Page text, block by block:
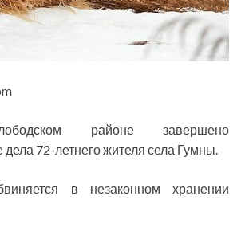
районе завершено
дела 72-летнего жителя села Гумны.
в незаконном хранении